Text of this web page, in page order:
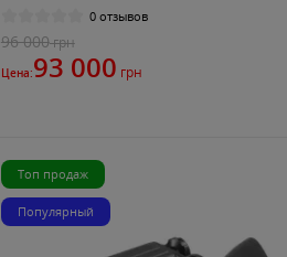
0 отзывов
96 000грн
Цена:93 000 грн
Топ продаж
Популярный